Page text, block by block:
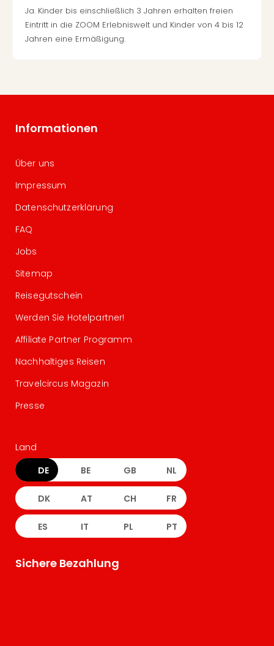
Ja. Kinder bis einschließlich 3 Jahren erhalten freien
Eintritt in die ZOOM Erlebniswelt und Kinder von 4 bis 12
Jahren eine Ermäßigung.
Informationen
Über uns
Impressum
Datenschutzerklärung
FAQ
Jobs
Sitemap
Reisegutschein
Werden Sie Hotelpartner!
Affiliate Partner Programm
Nachhaltiges Reisen
Travelcircus Magazin
Presse
Land
DE BE GB NL
DK AT CH FR
ES IT PL PT
Sichere Bezahlung